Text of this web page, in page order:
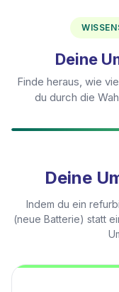
Deine
Finde heraus, wie
du durch die
Deine
Indem du ein
(neue Batterie) statt